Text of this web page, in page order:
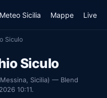
Meteo Sicilia Mappe Live
Siculo
Siculo
Sicilia) — Blend
10:11.